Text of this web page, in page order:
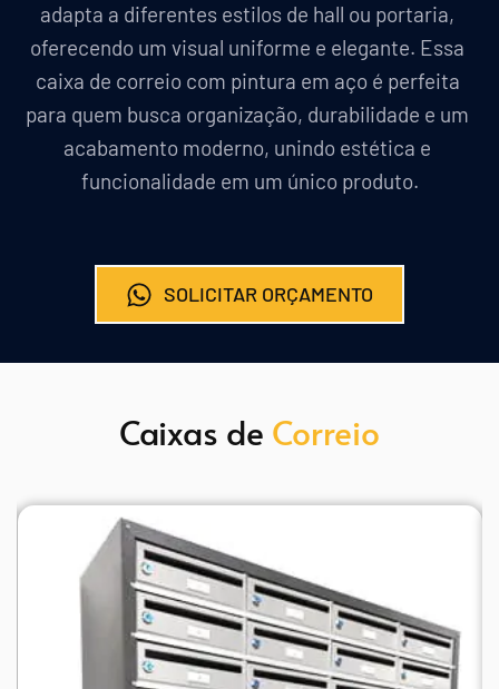
adapta a diferentes estilos de hall ou portaria,
oferecendo um visual uniforme e elegante. Essa
caixa de correio com pintura em aço é perfeita
para quem busca organização, durabilidade e um
acabamento moderno, unindo estética e
funcionalidade em um único produto.
SOLICITAR ORÇAMENTO
Caixas de Correio